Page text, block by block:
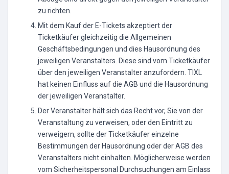
zu richten.
Mit dem Kauf der E-Tickets akzeptiert der
Ticketkäufer gleichzeitig die Allgemeinen
Geschäftsbedingungen und dies Hausordnung des
jeweiligen Veranstalters. Diese sind vom Ticketkäufer
über den jeweiligen Veranstalter anzufordern. TIXL
hat keinen Einfluss auf die AGB und die Hausordnung
der jeweiligen Veranstalter.
Der Veranstalter hält sich das Recht vor, Sie von der
Veranstaltung zu verweisen, oder den Eintritt zu
verweigern, sollte der Ticketkäufer einzelne
Bestimmungen der Hausordnung oder der AGB des
Veranstalters nicht einhalten. Möglicherweise werden
vom Sicherheitspersonal Durchsuchungen am Einlass